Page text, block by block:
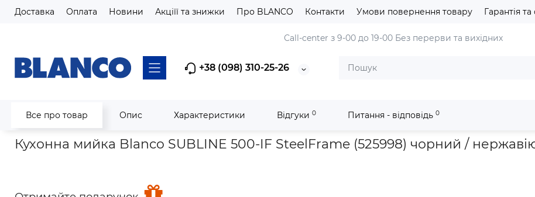
Доставка Оплата Новини Акціїї та знижки Про BLANCO Контакти Умови повернення товару Гарантія та
Сall-center з 9-00 до 19-00 Без перерви та вихідних
+38 (098) 310-25-26
Все про товар Опис Характеристики Відгуки 0 Питання - відповідь 0
Головна Мийки кухонні Гранітні мийки з silgranit та Velgranit Кухонна мийка Blanco SUBLINE 500-IF SteelFrame (525998)
Кухонна мийка Blanco SUBLINE 500-IF SteelFrame (525998) чорний /